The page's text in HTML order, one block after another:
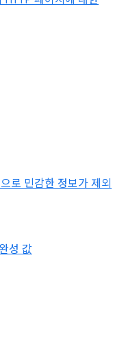
로 민감한 정보가 제외
성 값